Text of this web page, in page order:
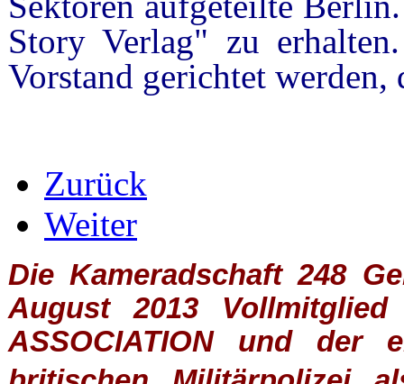
Story Verlag" zu
Vorstand gerichtet werden,
Zurück
Weiter
Die Kameradschaft 248
August 2013
ASSOCIATIONund der